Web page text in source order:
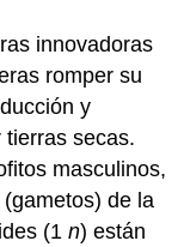
innovadoras
romper su
y
secas.
masculinos,
de la
(1n) están